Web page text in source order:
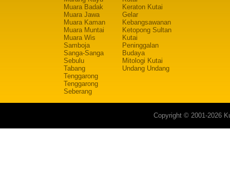
Muara Badak
Muara Jawa
Muara Kaman
Muara Muntai
Muara Wis
Samboja
Sanga-Sanga
Sebulu
Tabang
Tenggarong
Tenggarong
Seberang
Keraton Kutai
Gelar
Kebangsawanan
Ketopong Sultan
Kutai
Peninggalan
Budaya
Mitologi Kutai
Undang Undang
Copyright © 2001-2026